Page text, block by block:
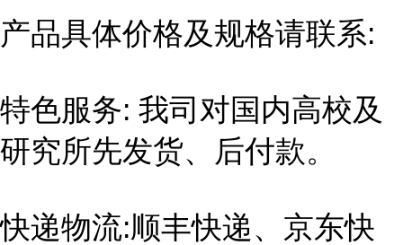
产品具体价格及规格请联系:
特色服务: 我司对国内高校及
研究所先发货、后付款。
快递物流:顺丰快递、京东快